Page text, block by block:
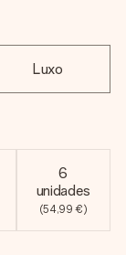
Luxo
6
unidades
(54,99 €)